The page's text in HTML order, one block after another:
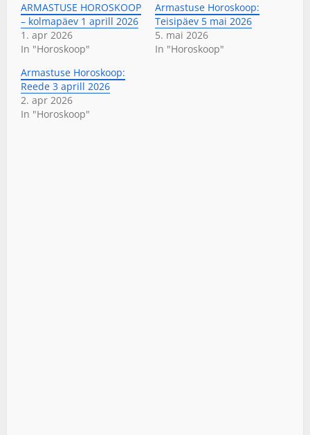
ARMASTUSE HOROSKOOP
– kolmapäev 1 aprill 2026
1. apr 2026
In "Horoskoop"
Armastuse Horoskoop:
Teisipäev 5 mai 2026
5. mai 2026
In "Horoskoop"
Armastuse Horoskoop:
Reede 3 aprill 2026
2. apr 2026
In "Horoskoop"